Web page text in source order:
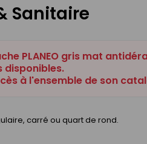
Sanitaire
PLANEO gris mat
disponibles.
à l'ensemble de son
carré ou quart de rond.